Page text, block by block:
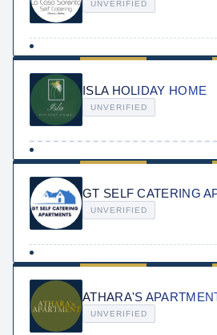
UNVERIFIED
ISLA HOLIDAY HOME
UNVERIFIED
GT SELF CATERING
UNVERIFIED
ATHARA'S
UNVERIFIED